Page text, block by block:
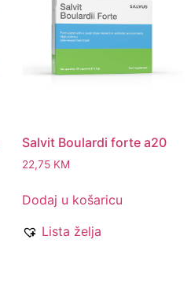
Salvit Boulardi forte a20
22,75 KM
Dodaj u košaricu
Lista želja